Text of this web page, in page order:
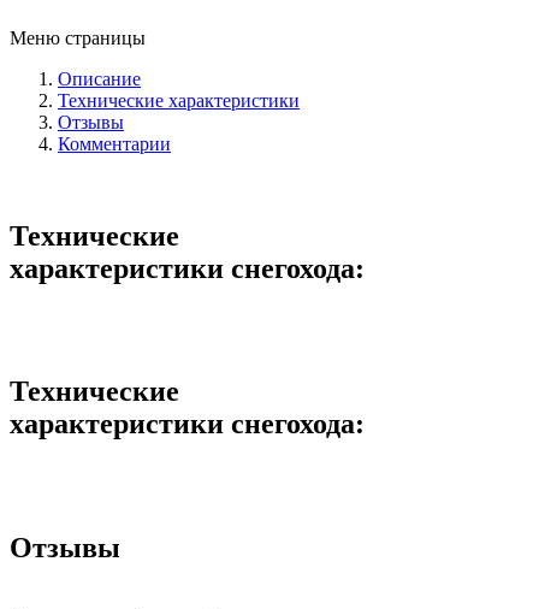
Меню страницы
Описание
Технические характеристики
Отзывы
Комментарии
Технические
характеристики снегохода:
Технические
характеристики снегохода:
Отзывы